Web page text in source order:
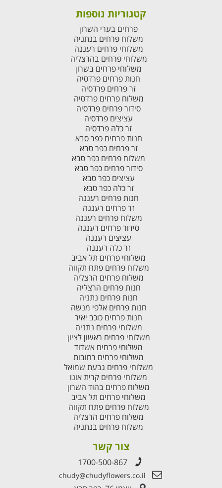
קטגוריות נוספות
פרחים בערי השרון
משלוח פרחים בנתניה
משלוחי פרחים רעננה
משלוחי פרחים בהרצליה
משלוחי פרחים בשרון
חנות פרחים פרדסיה
זר פרחים פרדסיה
משלוח פרחים פרדסיה
סידור פרחים פרדסיה
עציצים פרדסיה
זר כלה פרדסיה
חנות פרחים כפר סבא
זר פרחים כפר סבא
משלוח פרחים כפר סבא
סידור פרחים כפר סבא
עציצים כפר סבא
זר כלה כפר סבא
חנות פרחים רעננה
זר פרחים רעננה
משלוח פרחים רעננה
סידור פרחים רעננה
עציצים רעננה
זר כלה רעננה
משלוחי פרחים תל אביב
משלוח פרחים פתח תקווה
משלוח פרחים הרצליה
חנות פרחים הרצליה
חנות פרחים נתניה
חנות פרחים אלפי מנשה
חנות פרחים כוכב יאיר
משלוחי פרחים נתניה
משלוחי פרחים ראשון לציון
משלוחי פרחים אשדוד
משלוחי פרחים רחובות
משלוחי פרחים גבעת שמואל
משלוחי פרחים קרית אונו
משלוח פרחים בהוד השרון
משלוחי פרחים תל אביב
משלוח פרחים פתח תקווה
משלוח פרחים הרצליה
משלוח פרחים בנתניה
צור קשר
1700-500-867
chudy@chudyflowers.co.il